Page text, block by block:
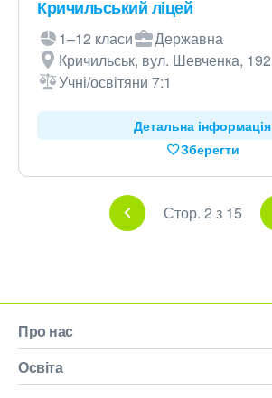
Кричильський ліцей
1–12 класи
Державна
Кричильськ, вул. Шевченка, 192
Учні/освітяни 7:1
Детальна інформація
Зберегти
Стор. 2 з 15
Про нас
Освіта